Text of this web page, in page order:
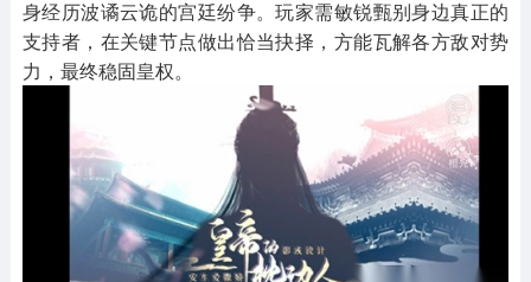
身经历波谲云诡的宫廷纷争。玩家需敏锐甄别身边真正的
支持者，在关键节点做出恰当抉择，方能瓦解各方敌对势
力，最终稳固皇权。